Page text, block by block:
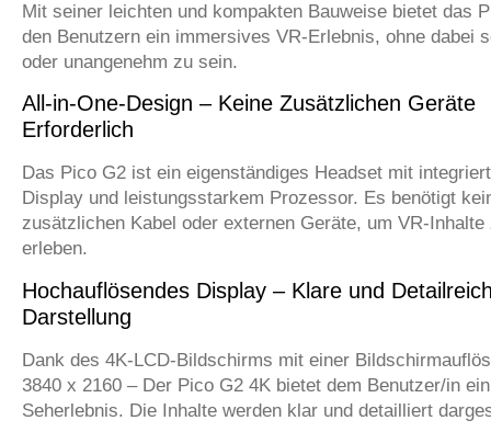
Mit seiner leichten und kompakten Bauweise bietet das
den Benutzern ein immersives VR-Erlebnis, ohne dabei
oder unangenehm zu sein.
All-in-One-Design – Keine Zusätzlichen Geräte
Erforderlich
Das Pico G2 ist ein eigenständiges Headset mit
Display und leistungsstarkem Prozessor. Es benötigt
zusätzlichen Kabel oder externen Geräte, um VR-Inhalte
erleben.
Hochauflösendes Display – Klare und
Darstellung
Dank des 4K-LCD-Bildschirms mit einer
3840 x 2160 – Der Pico G2 4K bietet dem Benutzer/in
Seherlebnis. Die Inhalte werden klar und detailliert